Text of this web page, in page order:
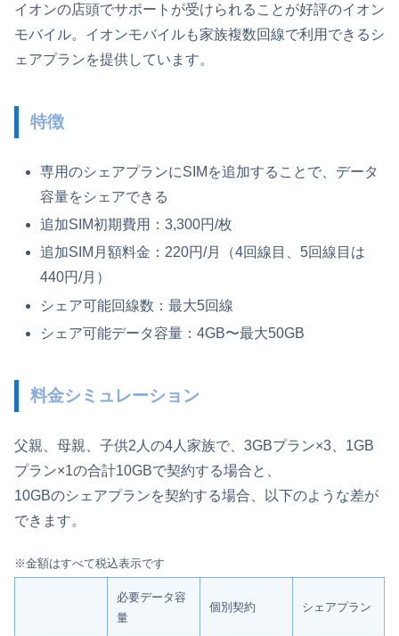
イオンの店頭でサポートが受けられることが好評のイオン
モバイル。イオンモバイルも家族複数回線で利用できるシ
ェアプランを提供しています。
特徴
専用のシェアプランにSIMを追加することで、データ
容量をシェアできる
追加SIM初期費用：3,300円/枚
追加SIM月額料金：220円/月（4回線目、5回線目は
440円/月）
シェア可能回線数：最大5回線
シェア可能データ容量：4GB〜最大50GB
料金シミュレーション
父親、母親、子供2人の4人家族で、3GBプラン×3、1GB
プラン×1の合計10GBで契約する場合と、
10GBのシェアプランを契約する場合、以下のような差が
できます。
※金額はすべて税込表示です
必要データ容
量
個別契約 シェアプラン